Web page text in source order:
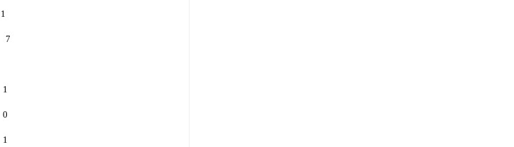
1
7
1
0
1